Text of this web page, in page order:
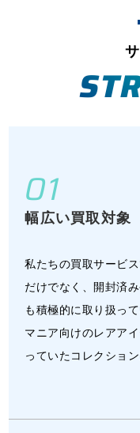
01
幅広い買取対象
私たちの買取サービ
だけでなく、開封済
も積極的に取り扱っ
マニア向けのレアア
っていたコレクショ